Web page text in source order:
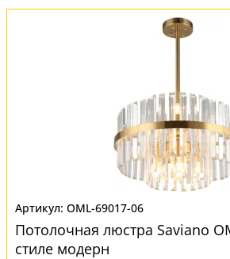
OML-69017-06
Потолочная люстра Saviano
стиле модерн